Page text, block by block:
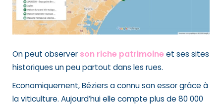
On peut observer son riche patrimoine et ses sites
historiques un peu partout dans les rues.
Economiquement, Béziers a connu son essor grâce à
la viticulture. Aujourd’hui elle compte plus de 80 000